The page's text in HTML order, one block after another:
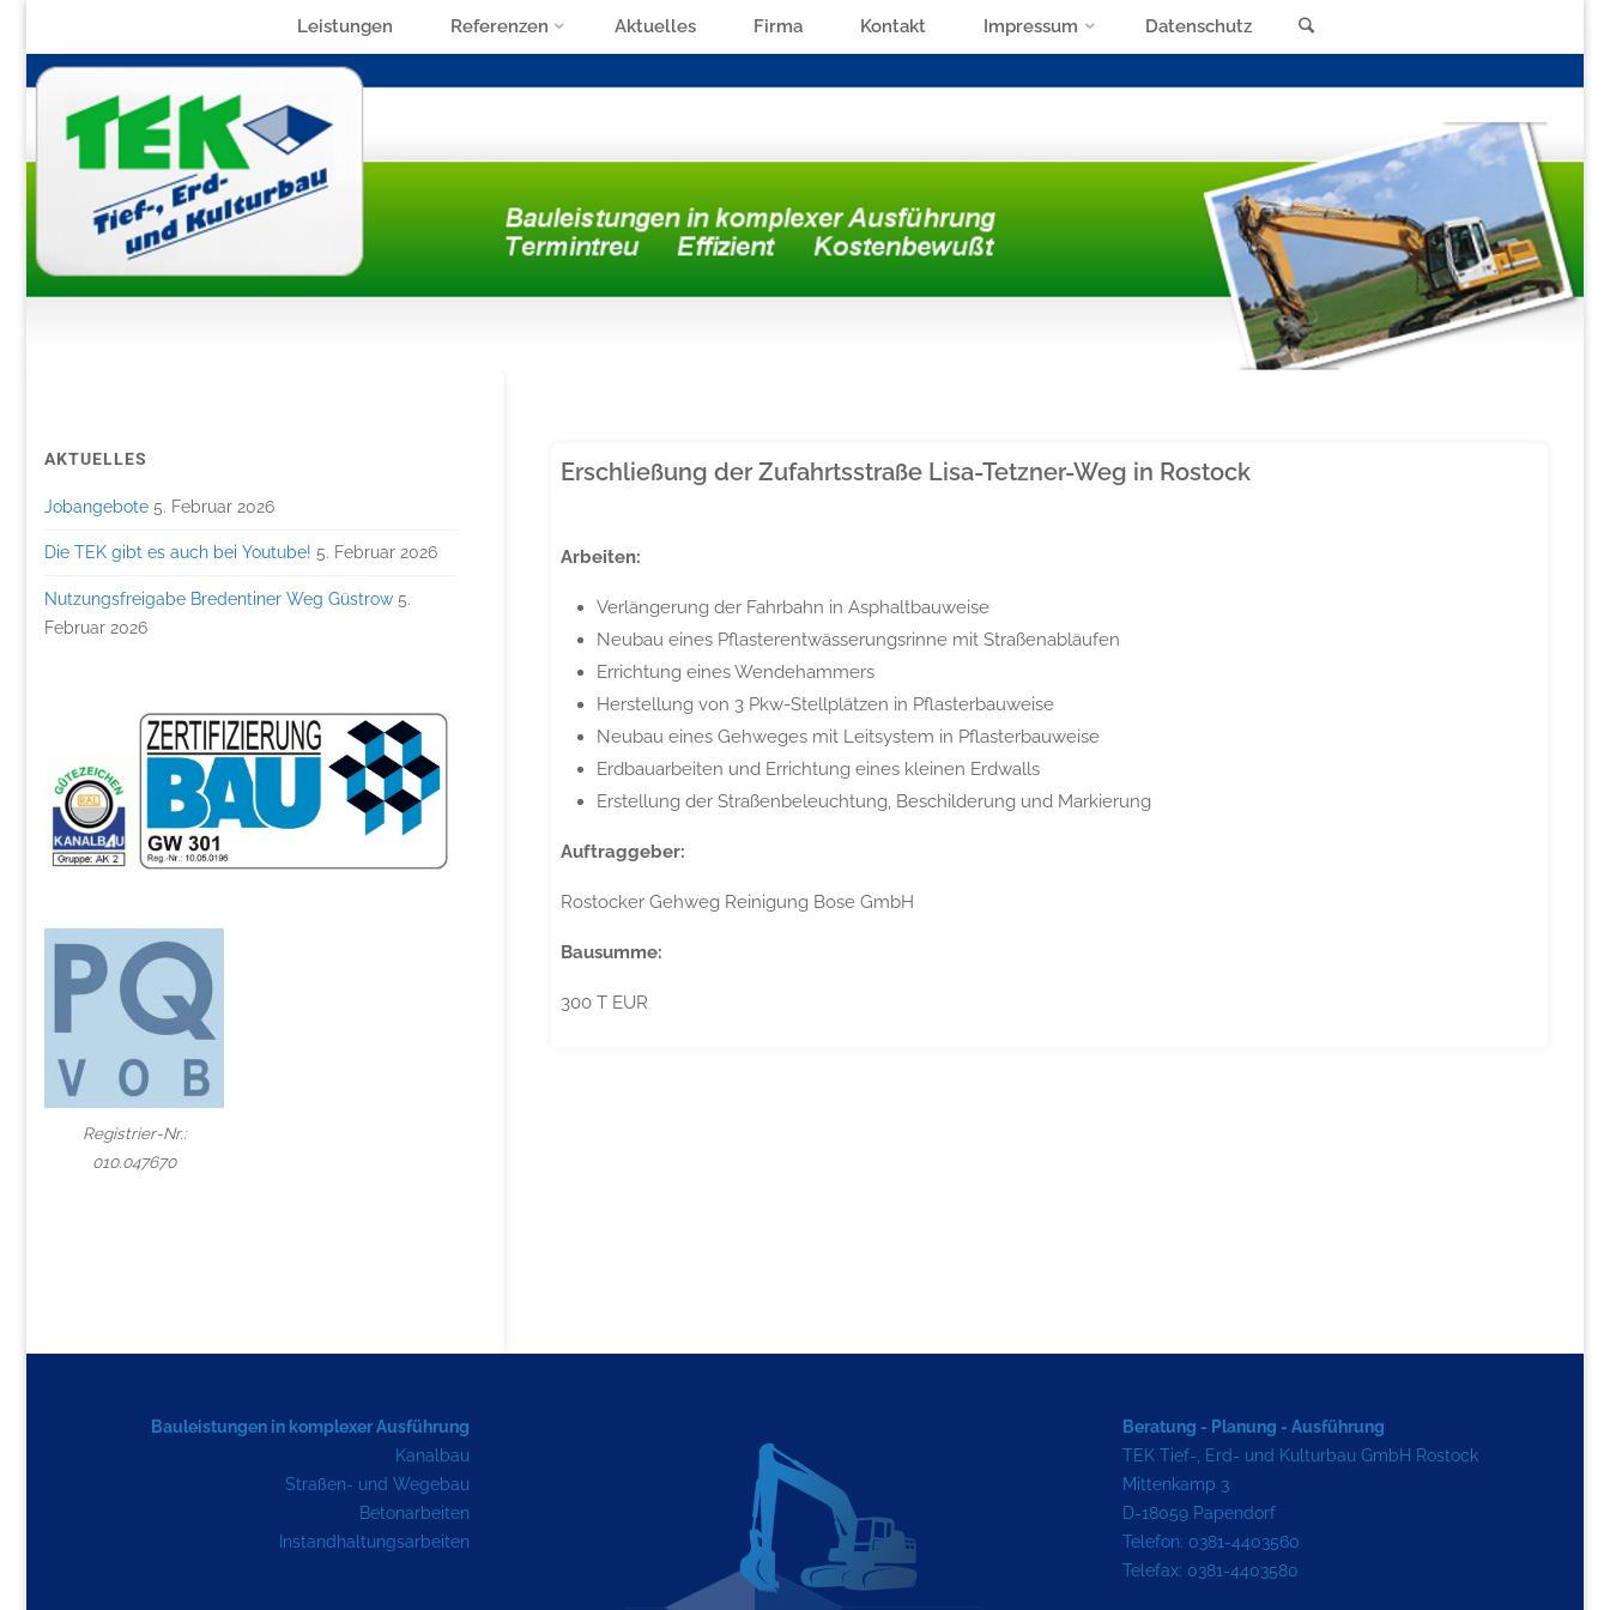
Skip
content
Leistungen Referenzen Aktuelles Firma Kontakt Impressum Datenschutz
Erschließung der Zufahrtsstraße Lisa-Tetzner-Weg in Rostock
Arbeiten:
Verlängerung der Fahrbahn in Asphaltbauweise
Neubau eines Pflasterentwässerungsrinne mit Straßenabläufen
Errichtung eines Wendehammers
Herstellung von 3 Pkw-Stellplätzen in Pflasterbauweise
Neubau eines Gehweges mit Leitsystem in Pflasterbauweise
Erdbauarbeiten und Errichtung eines kleinen Erdwalls
Erstellung der Straßenbeleuchtung, Beschilderung und Markierung
Auftraggeber:
Rostocker Gehweg Reinigung Bose GmbH
Bausumme:
300 T EUR
AKTUELLES
Jobangebote 5. Februar 2026
Die TEK gibt es auch bei Youtube! 5. Februar 2026
Nutzungsfreigabe Bredentiner Weg Güstrow 5.
Februar 2026
Registrier-Nr.:
010.047670
Bauleistungen in komplexer Ausführung
Kanalbau
Straßen- und Wegebau
Betonarbeiten
Instandhaltungsarbeiten
Beratung - Planung - Ausführung
TEK Tief-, Erd- und Kulturbau GmbH Rostock
Mittenkamp 3
D-18059 Papendorf
Telefon: 0381-4403560
Telefax: 0381-4403580